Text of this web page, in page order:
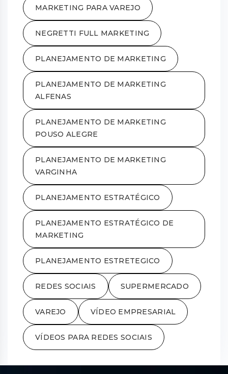
MARKETING PARA VAREJO
NEGRETTI FULL MARKETING
PLANEJAMENTO DE MARKETING
PLANEJAMENTO DE MARKETING
ALFENAS
PLANEJAMENTO DE MARKETING
POUSO ALEGRE
PLANEJAMENTO DE MARKETING
VARGINHA
PLANEJAMENTO ESTRATÉGICO
PLANEJAMENTO ESTRATÉGICO DE
MARKETING
PLANEJAMENTO ESTRETEGICO
REDES SOCIAIS SUPERMERCADO
VAREJO VÍDEO EMPRESARIAL
VÍDEOS PARA REDES SOCIAIS